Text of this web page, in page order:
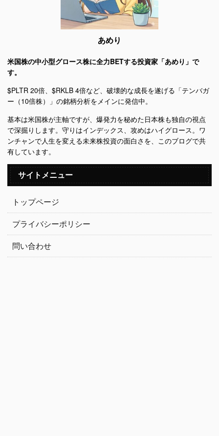
あめり
米国株の中小型グロース株に全力BETする投資家「あめり」で
す。
$PLTR 20倍、$RKLB 4倍など、破壊的な成長を遂げる「テンバガ
ー（10倍株）」の銘柄分析をメインに発信中。
基本は米国株が主軸ですが、爆発力を秘めた日本株も独自の視点
で深掘りします。守りはインデックス、攻めはハイグロース。ワ
ンチャンで人生を変える未来株投資の面白さを、このブログで共
有しています。
サイトメニュー
トップページ
プライバシーポリシー
問い合わせ